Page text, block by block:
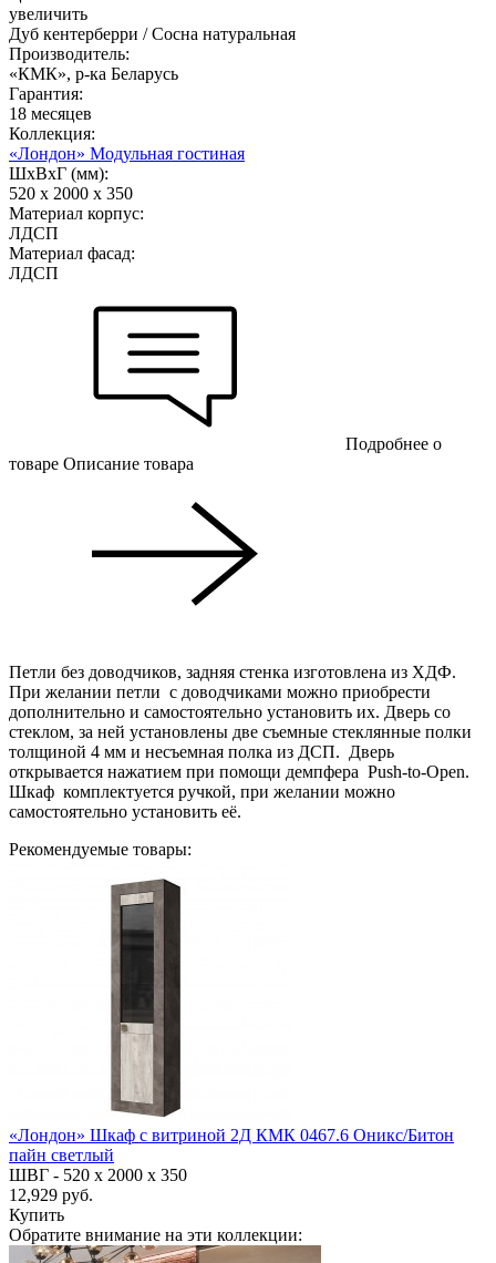
увеличить
Дуб кентерберри / Сосна натуральная
Производитель:
«КМК», р-ка Беларусь
Гарантия:
18 месяцев
Коллекция:
«Лондон» Модульная гостиная
ШхВхГ (мм):
520 х 2000 х 350
Материал корпус:
ЛДСП
Материал фасад:
ЛДСП
Подробнее о
товаре Описание товара
Петли без доводчиков, задняя стенка изготовлена из ХДФ.
При желании петли с доводчиками можно приобрести
дополнительно и самостоятельно установить их. Дверь со
стеклом, за ней установлены две съемные стеклянные полки
толщиной 4 мм и несъемная полка из ДСП. Дверь
открывается нажатием при помощи демпфера Push-to-Open.
Шкаф комплектуется ручкой, при желании можно
самостоятельно установить её.
Рекомендуемые товары:
«Лондон» Шкаф с витриной 2Д КМК 0467.6 Оникс/Битон
пайн светлый
ШВГ - 520 х 2000 х 350
12,929 руб.
Купить
Обратите внимание на эти коллекции: